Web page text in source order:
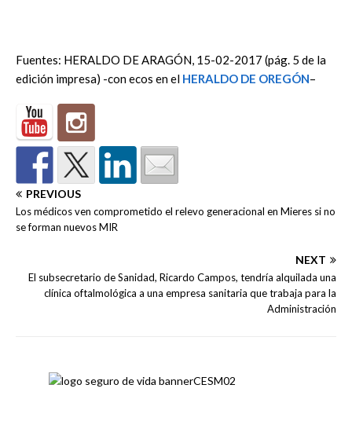
Fuentes: HERALDO DE ARAGÓN, 15-02-2017 (pág. 5 de la
edición impresa) -con ecos en el HERALDO DE OREGÓN–
PREVIOUS
Los médicos ven comprometido el relevo generacional en Mieres si no
se forman nuevos MIR
NEXT
El subsecretario de Sanidad, Ricardo Campos, tendría alquilada una
clínica oftalmológica a una empresa sanitaria que trabaja para la
Administración